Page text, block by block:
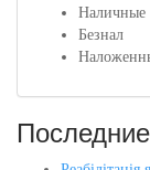
Наличные
Безнал